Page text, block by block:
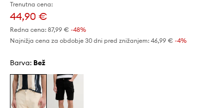
Trenutna cena:
44,90 €
Redna cena: 87,99 € -48%
Najnižja cena za obdobje 30 dni pred znižanjem: 46,99 € -4%
Barva: bež